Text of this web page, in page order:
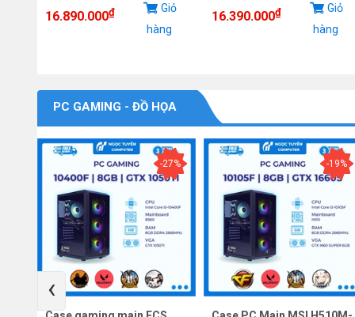
16.890.000₫
Giỏ
hàng
16.390.000₫
Giỏ
hàng
PC GAMING - ĐỒ HỌA
-27% -19%
‹